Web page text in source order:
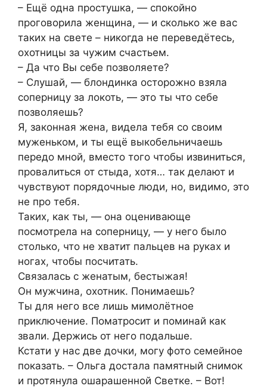
– Ещё одна простушка, — спокойно
проговорила женщина, — и сколько же вас
таких на свете – никогда не переведётесь,
охотницы за чужим счастьем.
– Да что Вы себе позволяете?
– Слушай, — блондинка осторожно взяла
соперницу за локоть, — это ты что себе
позволяешь?
Я, законная жена, видела тебя со своим
муженьком, и ты ещё выкобельничаешь
передо мной, вместо того чтобы извиниться,
провалиться от стыда, хотя… так делают и
чувствуют порядочные люди, но, видимо, это
не про тебя.
Таких, как ты, — она оценивающе
посмотрела на соперницу, — у него было
столько, что не хватит пальцев на руках и
ногах, чтобы посчитать.
Связалась с женатым, бестыжая!
Он мужчина, охотник. Понимаешь?
Ты для него все лишь мимолётное
приключение. Поматросит и поминай как
звали. Держись от него подальше.
Кстати у нас две дочки, могу фото семейное
показать. – Ольга достала памятный снимок
и протянула ошарашенной Светке. – Вот!